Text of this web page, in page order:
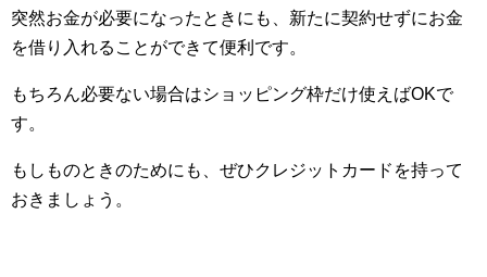
突然お金が必要になったときにも、新たに契約せずにお金
を借り入れることができて便利です。
もちろん必要ない場合はショッピング枠だけ使えばOKで
す。
もしものときのためにも、ぜひクレジットカードを持って
おきましょう。